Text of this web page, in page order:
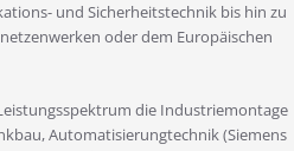
und Sicherheitstechnik bis hin zu
oder dem Europäischen
die Industriemontage
Automatisierungtechnik (Siemens